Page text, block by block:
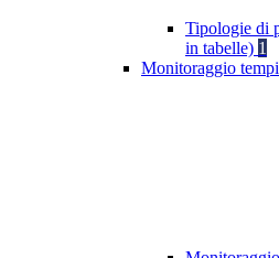
Tipologie di
in tabelle) 1
Monitoraggio